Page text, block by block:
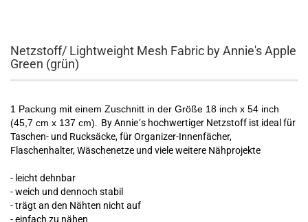
Netzstoff/ Lightweight Mesh Fabric by Annie's Apple
Green (grün)
1 Packung mit einem Zuschnitt in der Größe 18 inch x 54 inch
(45,7 cm x 137 cm). By Annie´s hochwertiger Netzstoff ist ideal für
Taschen- und Rucksäcke, für Organizer-Innenfächer,
Flaschenhalter, Wäschenetze und viele weitere Nähprojekte
- leicht dehnbar
- weich und dennoch stabil
- trägt an den Nähten nicht auf
- einfach zu nähen